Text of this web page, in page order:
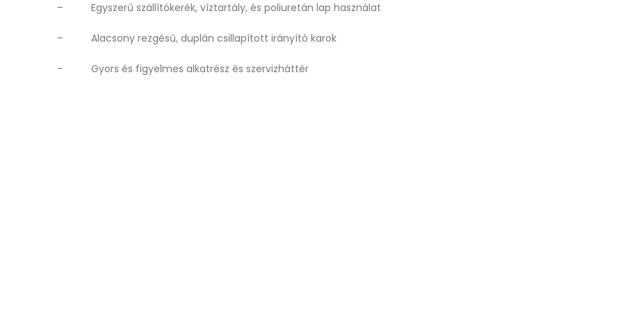
– Egyszerű szállítókerék, víztartály, és poliuretán lap használat
– Alacsony rezgésű, duplán csillapított irányító karok
– Gyors és figyelmes alkatrész és szervizháttér